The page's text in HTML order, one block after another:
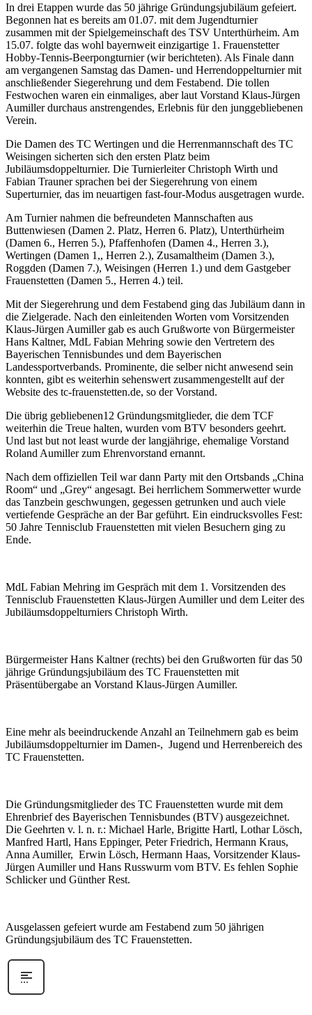
In drei Etappen wurde das 50 jährige Gründungsjubiläum gefeiert.
Begonnen hat es bereits am 01.07. mit dem Jugendturnier
zusammen mit der Spielgemeinschaft des TSV Unterthürheim. Am
15.07. folgte das wohl bayernweit einzigartige 1. Frauenstetter
Hobby-Tennis-Beerpongturnier (wir berichteten). Als Finale dann
am vergangenen Samstag das Damen- und Herrendoppelturnier mit
anschließender Siegerehrung und dem Festabend. Die tollen
Festwochen waren ein einmaliges, aber laut Vorstand Klaus-Jürgen
Aumiller durchaus anstrengendes, Erlebnis für den junggebliebenen
Verein.
Die Damen des TC Wertingen und die Herrenmannschaft des TC
Weisingen sicherten sich den ersten Platz beim
Jubiläumsdoppelturnier. Die Turnierleiter Christoph Wirth und
Fabian Trauner sprachen bei der Siegerehrung von einem
Superturnier, das im neuartigen fast-four-Modus ausgetragen wurde.
Am Turnier nahmen die befreundeten Mannschaften aus
Buttenwiesen (Damen 2. Platz, Herren 6. Platz), Unterthürheim
(Damen 6., Herren 5.), Pfaffenhofen (Damen 4., Herren 3.),
Wertingen (Damen 1,, Herren 2.), Zusamaltheim (Damen 3.),
Roggden (Damen 7.), Weisingen (Herren 1.) und dem Gastgeber
Frauenstetten (Damen 5., Herren 4.) teil.
Mit der Siegerehrung und dem Festabend ging das Jubiläum dann in
die Zielgerade. Nach den einleitenden Worten vom Vorsitzenden
Klaus-Jürgen Aumiller gab es auch Grußworte von Bürgermeister
Hans Kaltner, MdL Fabian Mehring sowie den Vertretern des
Bayerischen Tennisbundes und dem Bayerischen
Landessportverbands. Prominente, die selber nicht anwesend sein
konnten, gibt es weiterhin sehenswert zusammengestellt auf der
Website des tc-frauenstetten.de, so der Vorstand.
Die übrig gebliebenen12 Gründungsmitglieder, die dem TCF
weiterhin die Treue halten, wurden vom BTV besonders geehrt.
Und last but not least wurde der langjährige, ehemalige Vorstand
Roland Aumiller zum Ehrenvorstand ernannt.
Nach dem offiziellen Teil war dann Party mit den Ortsbands „China
Room“ und „Grey“ angesagt. Bei herrlichem Sommerwetter wurde
das Tanzbein geschwungen, gegessen getrunken und auch viele
vertiefende Gespräche an der Bar geführt. Ein eindrucksvolles Fest:
50 Jahre Tennisclub Frauenstetten mit vielen Besuchern ging zu
Ende.
MdL Fabian Mehring im Gespräch mit dem 1. Vorsitzenden des
Tennisclub Frauenstetten Klaus-Jürgen Aumiller und dem Leiter des
Jubiläumsdoppelturniers Christoph Wirth.
Bürgermeister Hans Kaltner (rechts) bei den Grußworten für das 50
jährige Gründungsjubiläum des TC Frauenstetten mit
Präsentübergabe an Vorstand Klaus-Jürgen Aumiller.
Eine mehr als beeindruckende Anzahl an Teilnehmern gab es beim
Jubiläumsdoppelturnier im Damen-, Jugend und Herrenbereich des
TC Frauenstetten.
Die Gründungsmitglieder des TC Frauenstetten wurde mit dem
Ehrenbrief des Bayerischen Tennisbundes (BTV) ausgezeichnet.
Die Geehrten v. l. n. r.: Michael Harle, Brigitte Hartl, Lothar Lösch,
Manfred Hartl, Hans Eppinger, Peter Friedrich, Hermann Kraus,
Anna Aumiller, Erwin Lösch, Hermann Haas, Vorsitzender Klaus-
Jürgen Aumiller und Hans Russwurm vom BTV. Es fehlen Sophie
Schlicker und Günther Rest.
Ausgelassen gefeiert wurde am Festabend zum 50 jährigen
Gründungsjubiläum des TC Frauenstetten.